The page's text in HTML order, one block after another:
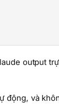
output
động, và